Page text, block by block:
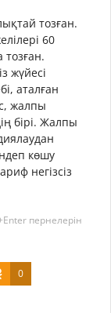
тозған.
60
тозған.
жүйесі
аталған
жалпы
бірі. Жалпы
көшу
негізсіз
пернелерін
0